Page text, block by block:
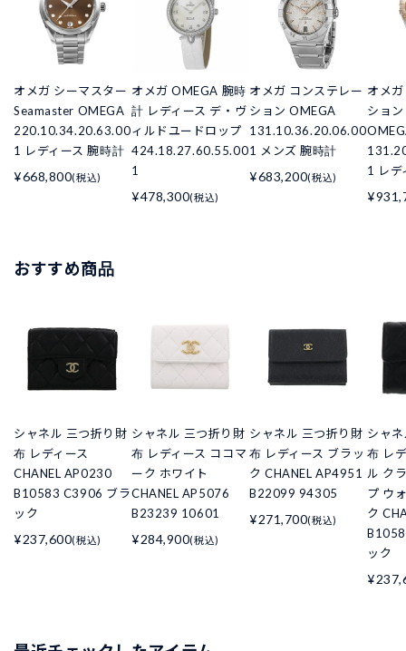
オメガ シーマスター
Seamaster OMEGA
220.10.34.20.63.00
1 レディース 腕時計
¥668,800(税込)
オメガ OMEGA 腕時
計 レディース デ・ヴ
ィルドユードロップ
424.18.27.60.55.00
1
¥478,300(税込)
オメガ コンステレー
ション OMEGA
131.10.36.20.06.00
1 メンズ 腕時計
¥683,200(税込)
オメ
ショ
1 レデ
おすすめ商品
シャネル 三つ折り財
布 レディース
CHANEL AP0230
B10583 C3906 ブラ
ック
¥237,600(税込)
シャネル 三つ折り財
布 レディース ココマ
ーク ホワイト
CHANEL AP5076
B23239 10601
¥284,900(税込)
シャネル 三つ折り財
布 レディース ブラッ
ク CHANEL AP4951
B22099 94305
¥271,700(税込)
シャ
布 レ
ル ク
プ ウ
ク
ック